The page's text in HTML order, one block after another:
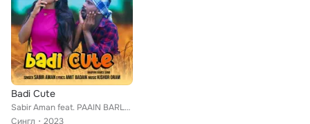
Badi Cute
Sabir Aman feat. PAAIN BARLA, Annu Ekka
Сингл
2023